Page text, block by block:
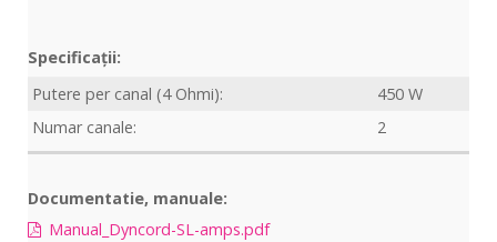
Specificații:
Putere per canal (4 Ohmi):
450 W
Numar canale:
2
Documentatie, manuale:
Manual_Dyncord-SL-amps.pdf